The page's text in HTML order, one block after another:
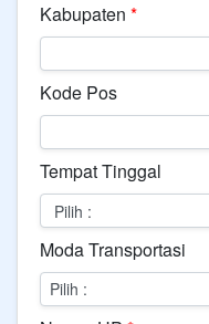
Kabupaten *
Kode Pos
Tempat Tinggal
Moda Transportasi